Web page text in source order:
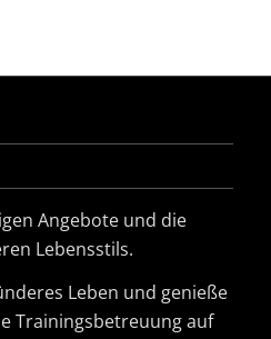
Angebote und die
Lebensstils.
Leben und genieße
Trainingsbetreuung auf